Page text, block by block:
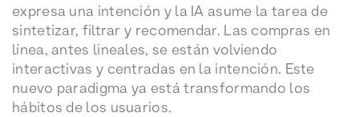
expresa una intención y la IA asume la tarea de
sintetizar, filtrar y recomendar. Las compras en
línea, antes lineales, se están volviendo
interactivas y centradas en la intención. Este
nuevo paradigma ya está transformando los
hábitos de los usuarios.